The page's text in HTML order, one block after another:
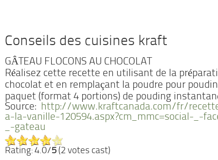
Conseils des cuisines kraft
GÂTEAU FLOCONS AU CHOCOLAT
Réalisez cette recette en utilisant de la
chocolat et en remplaçant la poudre pour
paquet (format 4 portions) de pouding
Source: http://www.kraftcanada.com/fr/
a-la-vanille-120594.aspx?cm_mmc=social-_-
_-gateau
Rating: 4.0/5 (2 votes cast)